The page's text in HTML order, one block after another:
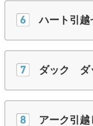
ハート引
ダック ダ
アーク引